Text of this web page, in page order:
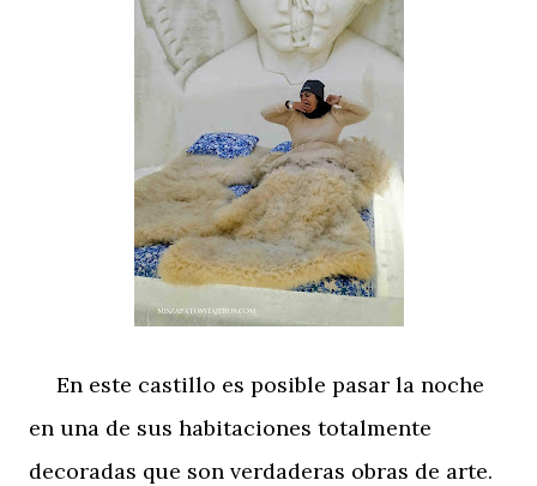
En este castillo es posible pasar la noche
en una de sus habitaciones totalmente
decoradas que son verdaderas obras de arte.